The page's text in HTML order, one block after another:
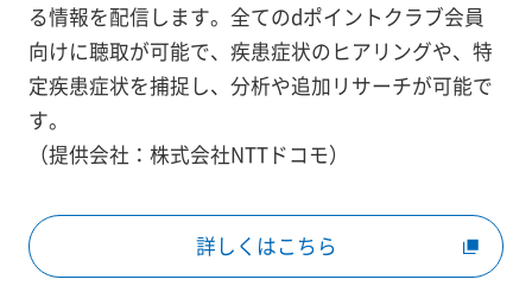
る情報を配信します。全てのdポイントクラブ会員
向けに聴取が可能で、疾患症状のヒアリングや、特
定疾患症状を捕捉し、分析や追加リサーチが可能で
す。
（提供会社：株式会社NTTドコモ）
詳しくはこちら